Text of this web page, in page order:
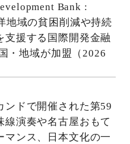
Bank :
地域の貧困削減や持続
支援する国際開発金融
・地域が加盟（2026
ンドで開催された第59
線演奏や名古屋おもて
マンス、日本文化の一